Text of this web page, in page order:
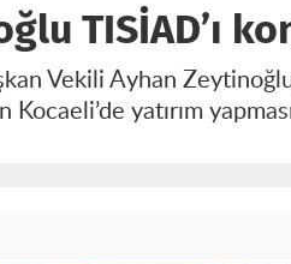
TISİAD’ı
Vekili Ayhan
Kocaeli’de yatırım